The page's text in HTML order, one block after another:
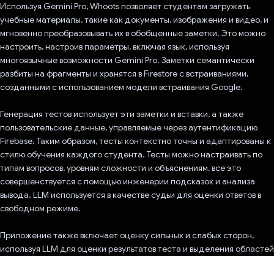
Используя Gemini Pro, Whoots позволяет студентам загружать
учебные материалы, такие как документы, изображения и видео, и
мгновенно преобразовывать их в обобщенные заметки. Это можно
настроить, настроив параметры, включая язык, используя
многоязычные возможности Gemini Pro. Заметки семантически
разбиты на фрагменты и хранятся в Firestore с встраиваниями,
созданными с использованием модели встраивания Google.
Генерация тестов использует эти заметки и вставки, а также
пользовательские данные, управляемые через аутентификацию
Firebase. Таким образом, тесты контекстно точны и адаптированы к
стилю обучения каждого студента. Тесты можно настраивать по
типам вопросов, уровням сложности и объяснениям, все это
совершенствуется с помощью инженерии подсказок и анализа
вывода. LLM используется в качестве судьи для оценки ответов в
свободном режиме.
Приложение также включает оценку сильных и слабых сторон,
используя LLM для оценки результатов теста и выделения областей